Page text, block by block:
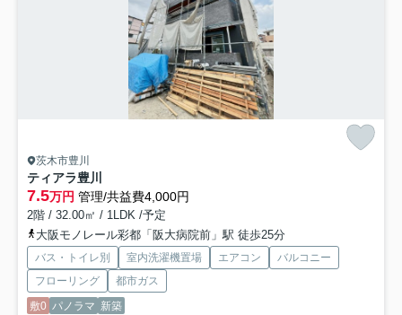
茨木市豊川
ティアラ豊川
7.5万円 管理/共益費4,000円
2階 / 32.00㎡ / 1LDK /予定
大阪モノレール彩都「阪大病院前」駅 徒歩25分
バス・トイレ別 室内洗濯機置場 エアコン
バルコニー
フローリング
都市ガス
敷0 パノラマ 新築